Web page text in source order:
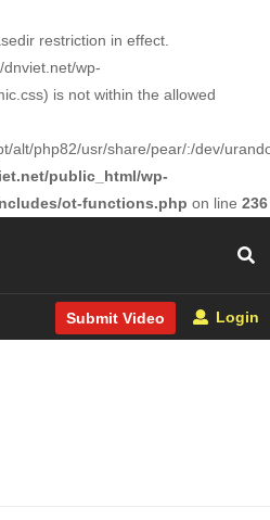
restriction in effect.
wp-
is not within the allowed
alt/php82/usr/share/pear/:/dev/
public_html/wp-
ot-functions.php on line 236
Submit Video Login